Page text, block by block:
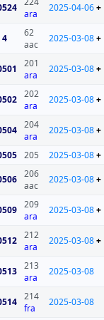
ara
2025-04-06+
4
62
aac
2025-03-08+
201
ara
2025-03-08+
202
ara
2025-03-08+
204
ara
2025-03-08+
205 2025-03-08+
206
aac
2025-03-08+
209
ara
2025-03-08+
212
ara
2025-03-08+
213
ara
2025-03-08
214
fra
2025-03-08